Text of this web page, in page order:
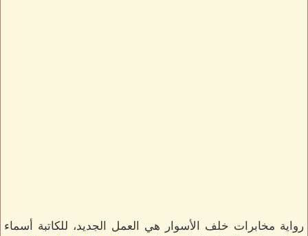
رواية مخابرات خلف الأسوار هي العمل الجديد، للكاتبة أسماء